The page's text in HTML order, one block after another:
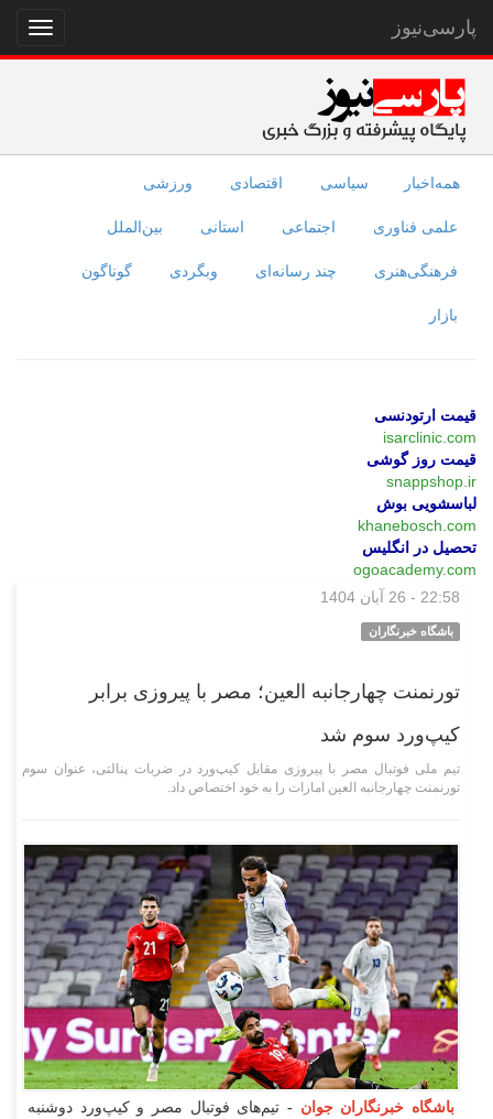
نمایش
منو
پارسی‌نیوز
همه‌اخبار سیاسی اقتصادی ورزشی
علمی فناوری اجتماعی استانی بین‌الملل
فرهنگی‌هنری چند رسانه‌ای وبگردی گوناگون
بازار
قیمت ارتودنسی
isarclinic.com
قیمت روز گوشی
snappshop.ir
لباسشویی بوش
khanebosch.com
تحصیل در انگلیس
ogoacademy.com
22:58 - 26 آبان 1404
باشگاه خبرنگاران
تورنمنت چهارجانبه العین؛ مصر با پیروزی برابر
کیپ‌ورد سوم شد
تیم ملی فوتبال مصر با پیروزی مقابل کیپ‌ورد در ضربات پنالتی، عنوان سوم
تورنمنت چهارجانبه العین امارات را به خود اختصاص داد.
باشگاه خبرنگاران جوان - تیم‌های فوتبال مصر و کیپ‌ورد دوشنبه